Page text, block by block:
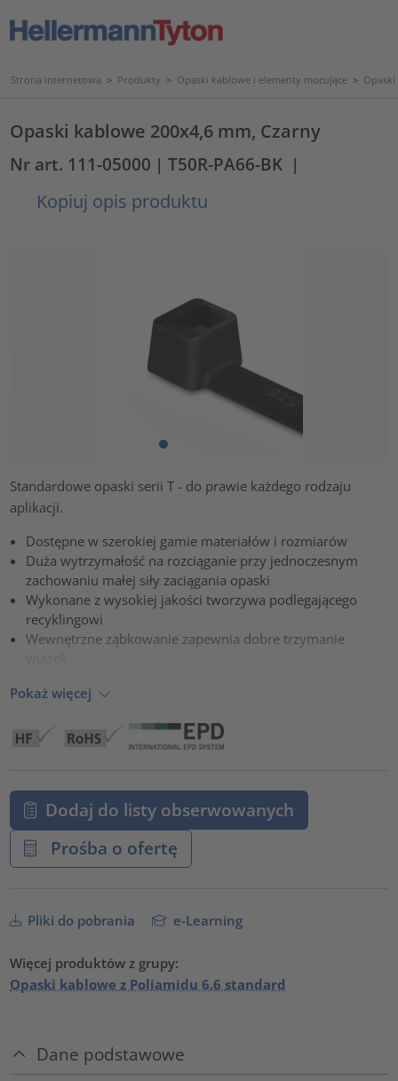
Strona internetowa > Produkty > Opaski kablowe i elementy mocujące >
Opaski kablowe 200x4,6 mm, Czarny
Nr art. 111-05000 | T50R-PA66-BK |
Kopiuj opis produktu
Standardowe opaski serii T - do prawie każdego rodzaju
aplikacji.
Dostępne w szerokiej gamie materiałów i rozmiarów
Duża wytrzymałość na rozciąganie przy jednoczesnym
zachowaniu małej siły zaciągania opaski
Wykonane z wysokiej jakości tworzywa podlegającego
recyklingowi
Wewnętrzne ząbkowanie zapewnia dobre trzymanie
Pokaż więcej
Dodaj do listy obserwowanych
Prośba o ofertę
Pliki do pobrania e-Learning
Więcej produktów z grupy:
Opaski kablowe z Poliamidu 6.6 standard
Dane podstawowe